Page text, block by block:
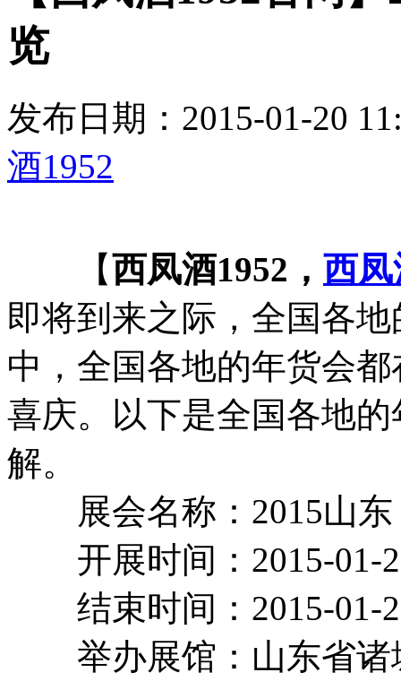
览
发布日期：2015-01-20
酒1952
【西凤酒1952， 西
即将到来之际，全国各
中，全国各地的年货会
喜庆。以下是全国各地
解。
展会名称：2015山东
开展时间：2015-
结束时间：2015-
举办展馆：山东